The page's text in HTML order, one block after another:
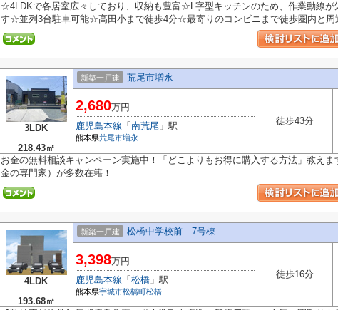
☆4LDKで各居室広々しており、収納も豊富☆L字型キッチンのため、作業動線が
す☆並列3台駐車可能☆高田小まで徒歩4分☆最寄りのコンビニまで徒歩圏内と周
3LDK
218.43㎡
新築一戸建 荒尾市増永
2,680万円
鹿児島本線 「 南荒尾 」駅
熊本県荒尾市増永
徒歩43分
お金の無料相談キャンペーン実施中！「どこよりもお得に購入する方法」教え
金の専門家）が多数在籍！
4LDK
193.68㎡
新築一戸建 松橋中学校前 7号棟
3,398万円
鹿児島本線 「 松橋 」駅
熊本県宇城市松橋町松橋
徒歩16分